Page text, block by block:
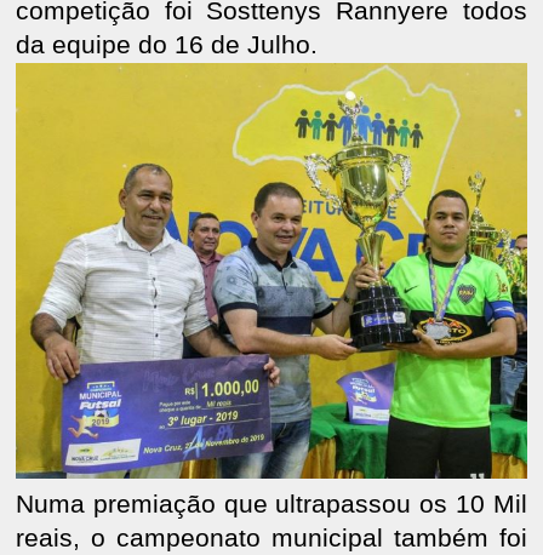
competição foi Sosttenys Rannyere todos
da equipe do 16 de Julho.
Numa premiação que ultrapassou os 10 Mil
reais, o campeonato municipal também foi